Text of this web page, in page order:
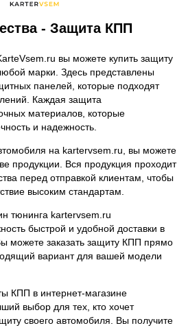
- Защита КПП
вы можете купить защиту
марки. Здесь представлены
панелей, которые подходят
Каждая защита
материалов, которые
и надежность.
на kartervsem.ru, вы можете
продукции. Вся продукция проходит
перед отправкой клиентам, чтобы
высоким стандартам.
тюнинга kartervsem.ru
быстрой и удобной доставки в
можете заказать защиту КПП прямо
вариант для вашей модели
КПП в интернет-магазине
выбор для тех, кто хочет
своего автомобиля. Вы получите